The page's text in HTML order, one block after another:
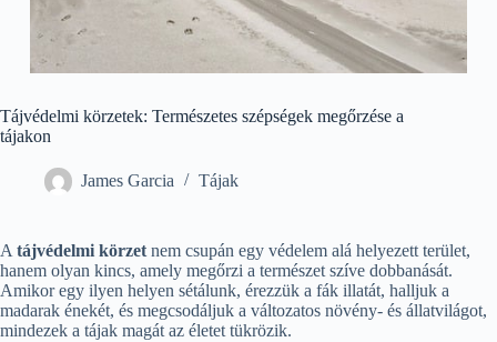
Tájvédelmi körzetek: Természetes szépségek megőrzése a
tájakon
James Garcia Tájak
A tájvédelmi körzet nem csupán egy védelem alá helyezett terület,
hanem olyan kincs, amely megőrzi a természet szíve dobbanását.
Amikor egy ilyen helyen sétálunk, érezzük a fák illatát, halljuk a
madarak énekét, és megcsodáljuk a változatos növény- és állatvilágot,
mindezek a tájak magát az életet tükrözik.